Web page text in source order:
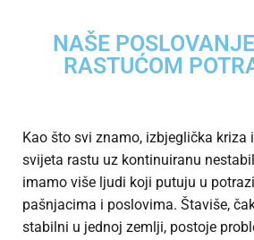
NAŠE
RASTUĆOM
Kao što svi znamo, izbjeglička kriza
svijeta rastu uz kontinuiranu
imamo više ljudi koji putuju u
pašnjacima i poslovima. Štaviše,
stabilni u jednoj zemlji, postoje